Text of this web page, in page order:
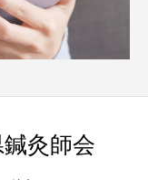
灸師会